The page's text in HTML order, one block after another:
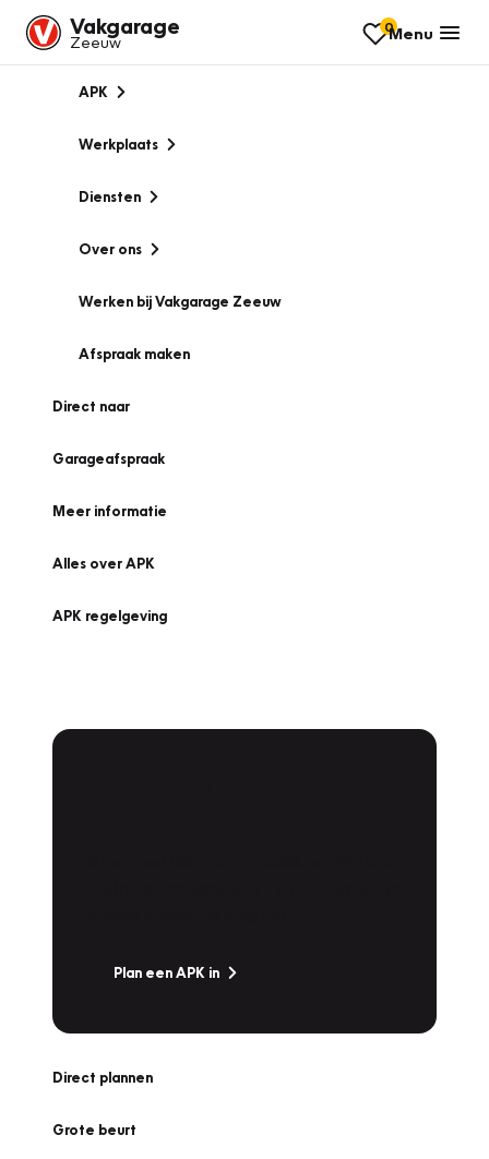
Vakgarage
Zeeuw
0Menu
APK
Werkplaats
Diensten
Over ons
Werken bij Vakgarage Zeeuw
Afspraak maken
Direct naar
Garageafspraak
Meer informatie
Alles over APK
APK regelgeving
Plan een APK in
Direct plannen
Grote beurt